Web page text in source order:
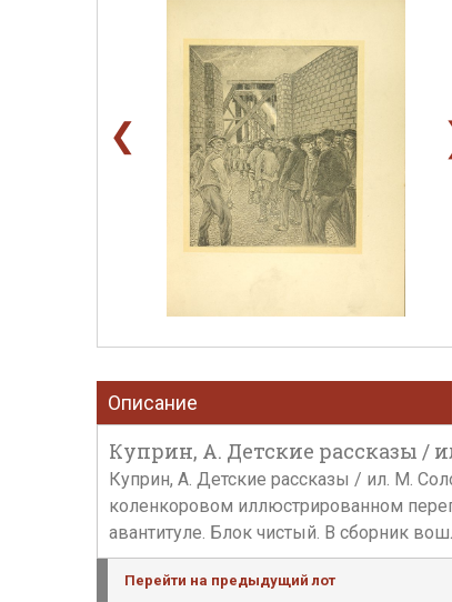
❮
Описание
Куприн, А. Детские рассказы /
Куприн, А. Детские рассказы / ил. М.
коленкоровом иллюстрированном
авантитуле. Блок чистый. В сборник
Перейти на предыдущий лот